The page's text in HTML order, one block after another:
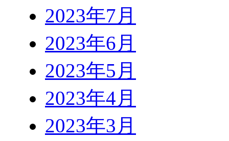
2023年7月
2023年6月
2023年5月
2023年4月
2023年3月